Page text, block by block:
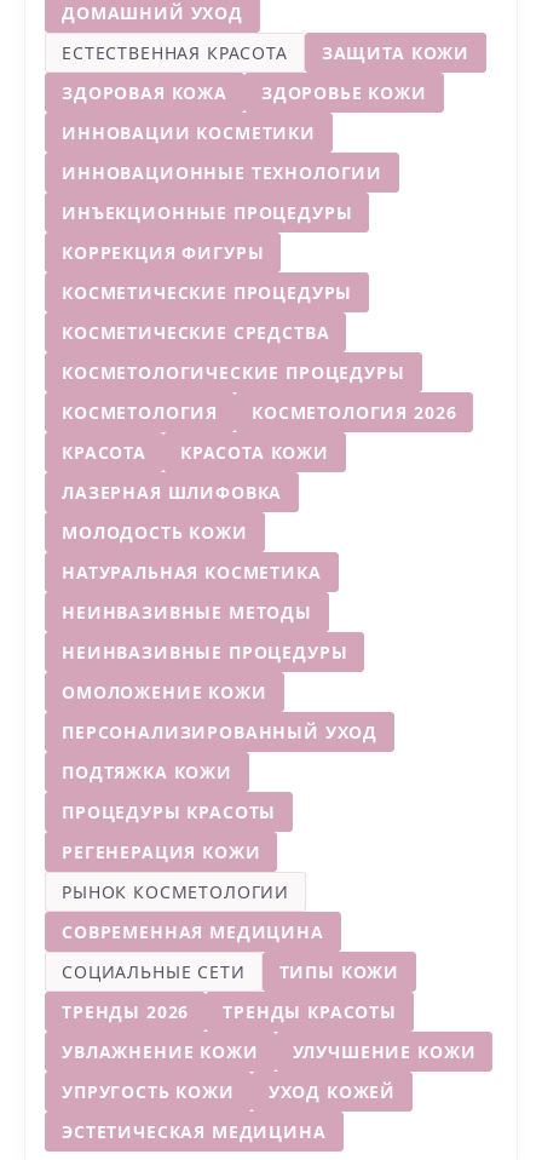
ДОМАШНИЙ УХОД
ЕСТЕСТВЕННАЯ КРАСОТА
ЗАЩИТА КОЖИ
ЗДОРОВАЯ КОЖА
ЗДОРОВЬЕ КОЖИ
ИННОВАЦИИ КОСМЕТИКИ
ИННОВАЦИОННЫЕ ТЕХНОЛОГИИ
ИНЪЕКЦИОННЫЕ ПРОЦЕДУРЫ
КОРРЕКЦИЯ ФИГУРЫ
КОСМЕТИЧЕСКИЕ ПРОЦЕДУРЫ
КОСМЕТИЧЕСКИЕ СРЕДСТВА
КОСМЕТОЛОГИЧЕСКИЕ ПРОЦЕДУРЫ
КОСМЕТОЛОГИЯ
КОСМЕТОЛОГИЯ 2026
КРАСОТА
КРАСОТА КОЖИ
ЛАЗЕРНАЯ ШЛИФОВКА
МОЛОДОСТЬ КОЖИ
НАТУРАЛЬНАЯ КОСМЕТИКА
НЕИНВАЗИВНЫЕ МЕТОДЫ
НЕИНВАЗИВНЫЕ ПРОЦЕДУРЫ
ОМОЛОЖЕНИЕ КОЖИ
ПЕРСОНАЛИЗИРОВАННЫЙ УХОД
ПОДТЯЖКА КОЖИ
ПРОЦЕДУРЫ КРАСОТЫ
РЕГЕНЕРАЦИЯ КОЖИ
РЫНОК КОСМЕТОЛОГИИ
СОВРЕМЕННАЯ МЕДИЦИНА
СОЦИАЛЬНЫЕ СЕТИ
ТИПЫ КОЖИ
ТРЕНДЫ 2026
ТРЕНДЫ КРАСОТЫ
УВЛАЖНЕНИЕ КОЖИ
УЛУЧШЕНИЕ КОЖИ
УПРУГОСТЬ КОЖИ
УХОД КОЖЕЙ
ЭСТЕТИЧЕСКАЯ МЕДИЦИНА